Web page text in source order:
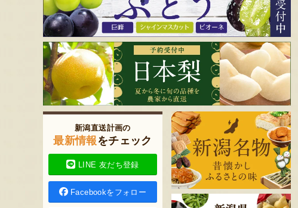
新潟直送計画の
最新情報をチェック
LINE 友だち登録
Facebookをフォロー